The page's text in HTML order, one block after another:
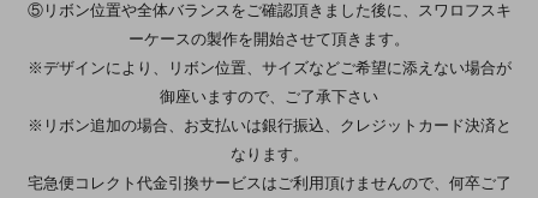
⑤リボン位置や全体バランスをご確認頂きました後に、スワロフスキ
ーケースの製作を開始させて頂きます。
※デザインにより、リボン位置、サイズなどご希望に添えない場合が
御座いますので、ご了承下さい
※リボン追加の場合、お支払いは銀行振込、クレジットカード決済と
なります。
宅急便コレクト代金引換サービスはご利用頂けませんので、何卒ご了